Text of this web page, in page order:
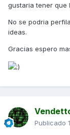
gustaria tener que
No se podria
ideas.
Gracias espero
Publicado